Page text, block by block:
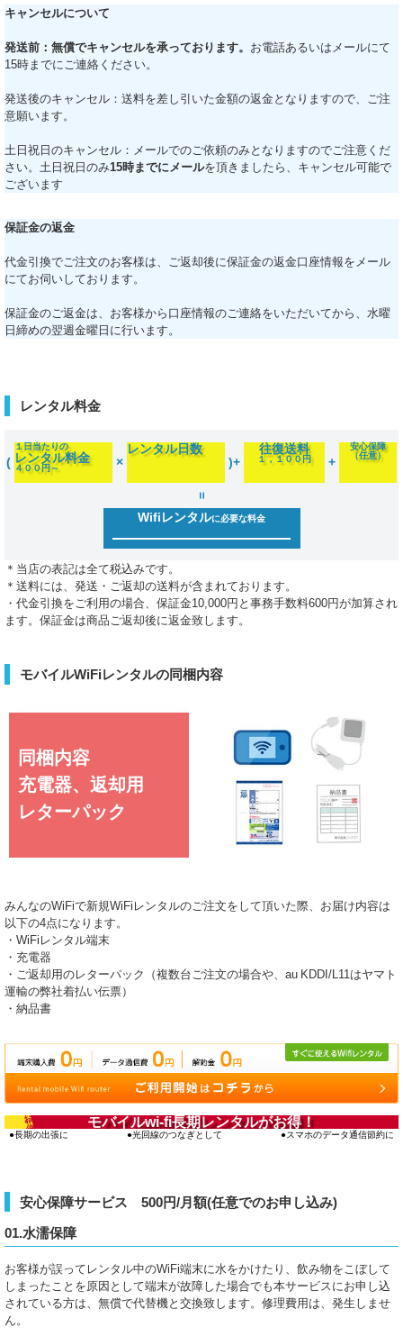
キャンセルについて
発送前：無償でキャンセルを承っております。 お電話あるいはメールにて
15時までにご連絡ください。
発送後のキャンセル：送料を差し引いた金額の返金となりますので、ご注
意願います。
土日祝日のキャンセル：メールでのご依頼のみとなりますのでご注意くだ
さい。土日祝日のみ15時までにメールを頂きましたら、キャンセル可能で
ございます
保証金の返金
代金引換でご注文のお客様は、ご返却後に保証金の返金口座情報をメール
にてお伺いしております。
保証金のご返金は、お客様から口座情報のご連絡をいただいてから、水曜
日締めの翌週金曜日に行います。
レンタル料金
(
１日当たりの
レンタル料金
４００円～ ×
レンタル日数
)+
往復送料
１，１００円 +
安心保障
（任意）
=
Wifiレンタルに必要な料金
＊当店の表記は全て税込みです。
＊送料には、発送・ご返却の送料が含まれております。
・代金引換をご利用の場合、保証金10,000円と事務手数料600円が加算され
ます。保証金は商品ご返却後に返金致します。
モバイルWiFiレンタルの同梱内容
同梱内容
充電器、返却用
レターパック
みんなのWiFiで新規WiFiレンタルのご注文をして頂いた際、お届け内容は
以下の4点になります。
・WiFiレンタル端末
・充電器
・ご返却用のレターパック（複数台ご注文の場合や、au KDDI/L11はヤマト
運輸の弊社着払い伝票）
・納品書
モバイルwi-fi長期レンタルがお得！
お得‼
長期の出張に 光回線のつなぎとして スマホのデータ通信節約に
安心保障サービス 500円/月額(任意でのお申し込み)
01.水濡保障
お客様が誤ってレンタル中のWiFi端末に水をかけたり、飲み物をこぼして
しまったことを原因として端末が故障した場合でも本サービスにお申し込
されている方は、無償で代替機と交換致します。修理費用は、発生しませ
ん。